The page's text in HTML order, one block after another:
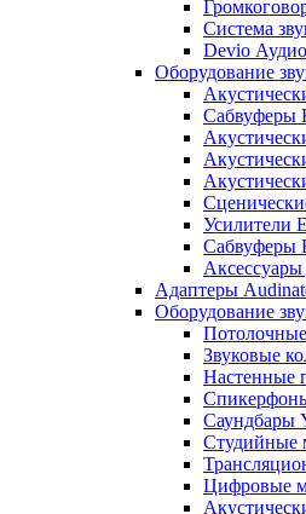
Система
Devio
Оборудование
Сабвуферы
Усилители
Сабвуферы
Аксессуары
Адаптеры
Оборудование
Потолочные
Звуковые
Настенные
Саундбары
Студийные
Цифровые